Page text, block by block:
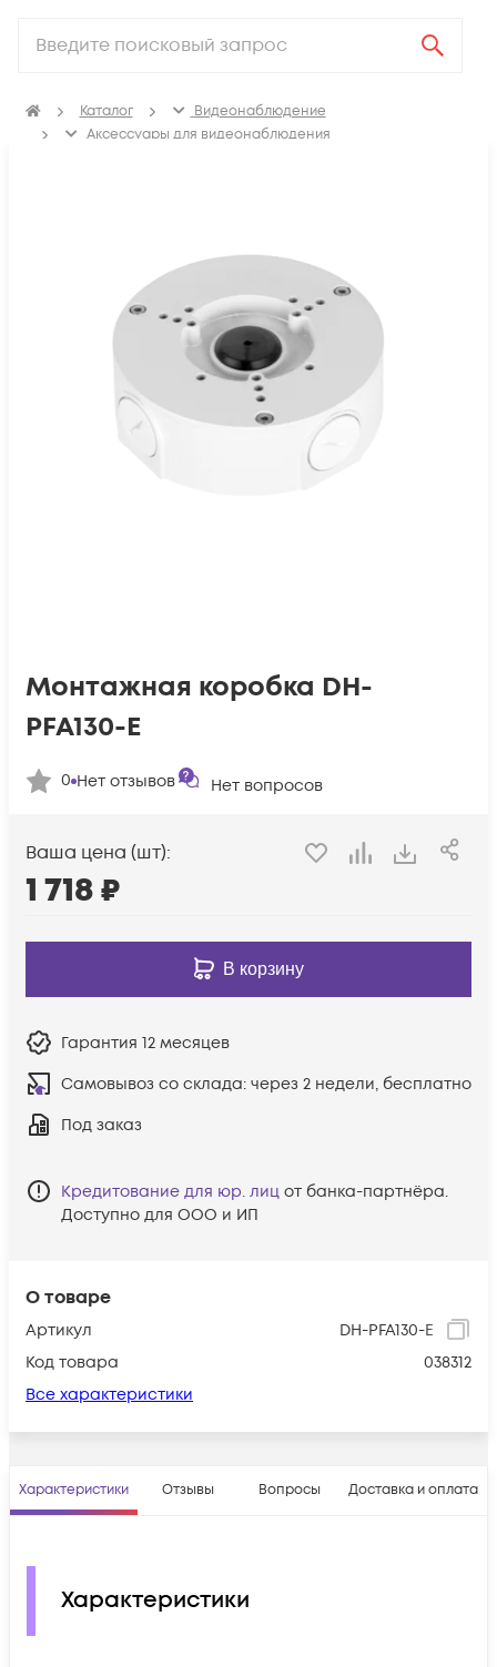
Каталог
Видеонаблюдение
Аксессуары для видеонаблюдения
О товаре
Артикул
DH-PFA130-E
Код товара
038312
Все характеристики
Монтажная коробка DH-
PFA130-E
0 Нет отзывов Нет вопросов
Ваша цена (шт):
1 718₽
В корзину
Гарантия 12 месяцев
Самовывоз со склада: через 2 недели, бесплатно
Под заказ
Кредитование для юр. лиц от банка-партнёра.
Доступно для ООО и ИП
Характеристики Отзывы Вопросы Доставка и оплата
Характеристики